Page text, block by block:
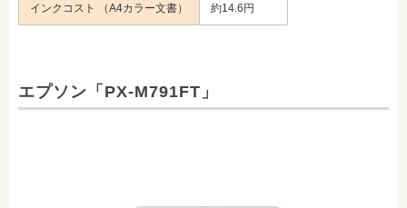
インクコスト （A4カラー文書） 約14.6円
エプソン「PX-M791FT」